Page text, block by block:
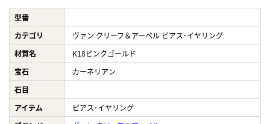
型番
カテゴリ
ヴァン クリーフ＆アーペル ピアス･イヤリング
材質名
K18ピンクゴールド
宝石
カーネリアン
石目
アイテム
ピアス･イヤリング